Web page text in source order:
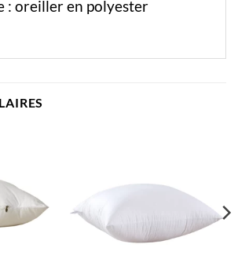
: oreiller en polyester